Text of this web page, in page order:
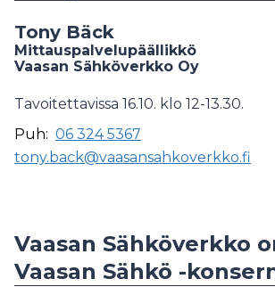
Tony Bäck
Mittauspalvelupäällikkö
Vaasan Sähköverkko Oy
Tavoitettavissa 16.10. klo 12-13.30.
Puh: 06 324 5367
tony.back@vaasansahkoverkko.fi
Vaasan Sähköverkko
Vaasan Sähkö -